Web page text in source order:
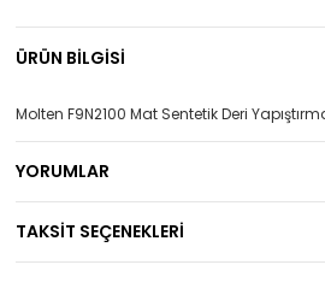
ÜRÜN BİLGİSİ
Molten F9N2100 Mat Sentetik Deri
YORUMLAR
TAKSİT SEÇENEKLERİ